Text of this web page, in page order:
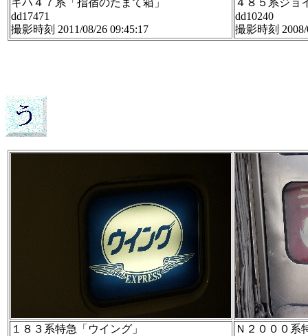
キハ４７系「指宿のたまて箱」
dd17471
撮影時刻 2011/08/26 09:45:17
４８５系ジョ
dd10240
撮影時刻 2008/
１８３系特急「ウイング」
Ｎ２０００系